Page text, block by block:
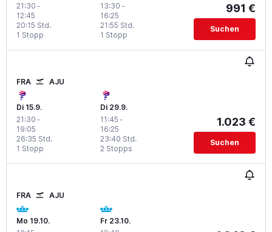
21:30 -
12:45
1 Stopp
20:15 Std.
13:30 -
16:25
1 Stopp
21:55 Std.
991 €
Suchen
FRA AJU
Di 15.9.
21:30 -
19:05
1 Stopp
26:35 Std.
Di 29.9.
11:45 -
16:25
2 Stopps
23:40 Std.
1.023 €
Suchen
FRA AJU
Mo 19.10.
Fr 23.10.